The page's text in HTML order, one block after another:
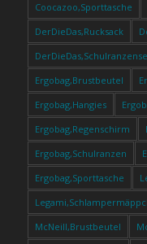
Coocazoo,Sporttasche
DerDieDas,Rucksack
Ergobag,Brustbeutel
Ergobag,Hangies
Ergobag,Regenschirm
Ergobag,Schulranzen
Ergobag,Sporttasche
McNeill,Brustbeutel